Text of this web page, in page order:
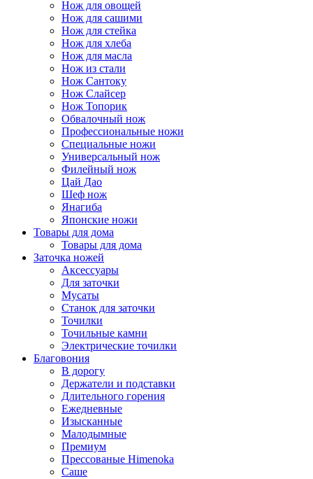
Нож для овощей
Нож для сашими
Нож для стейка
Нож для хлеба
Нож для масла
Нож из стали
Нож Сантоку
Нож Слайсер
Нож Топорик
Обвалочный нож
Профессиональные ножи
Специальные ножи
Универсальный нож
Филейный нож
Цай Дао
Шеф нож
Янагиба
Японские ножи
Товары для дома
Товары для дома
Заточка ножей
Аксессуары
Для заточки
Мусаты
Станок для заточки
Точилки
Точильные камни
Электрические точилки
Благовония
В дорогу
Держатели и подставки
Длительного горения
Ежедневные
Изысканные
Малодымные
Премиум
Прессованые Himenoka
Саше